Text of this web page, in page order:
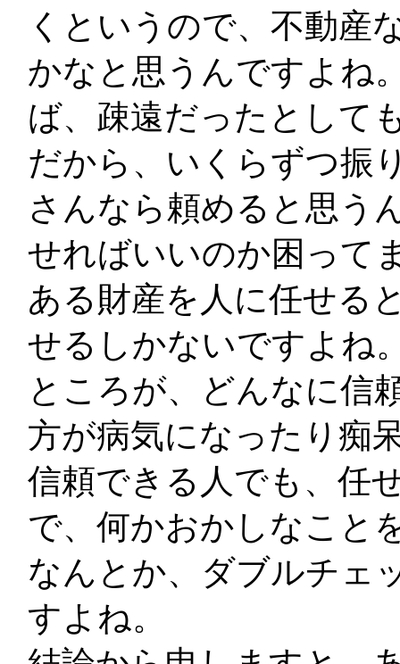
くというので、不動産
かなと思うんですよね
ば、疎遠だったとして
だから、いくらずつ振
さんなら頼めると思う
せればいいのか困って
ある財産を人に任せる
せるしかないですよね
ところが、どんなに信
方が病気になったり痴
信頼できる人でも、任
で、何かおかしなこと
なんとか、ダブルチェ
すよね。